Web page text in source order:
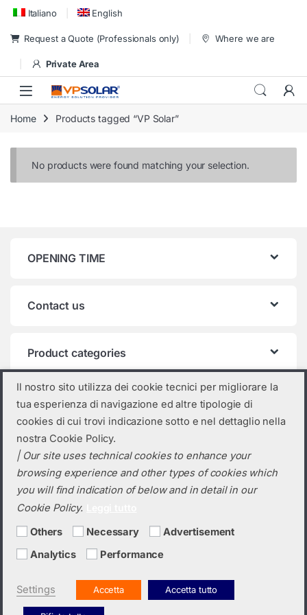
Skip to navigation
Skip to content
Italiano English
Request a Quote (Professionals only) Where we are
Private Area
Home Products tagged “VP Solar”
No products were found matching your selection.
OPENING TIME
Contact us
Product categories
Select a category
Do you need a quotation? Call us!
(+39) 0423 632720
Il nostro sito utilizza dei cookie tecnici per migliorare la
tua esperienza di navigazione ed altre tipologie di
cookies di cui trovi indicazione sotto e nel dettaglio nella
nostra Cookie Policy.
| Our site uses technical cookies to enhance your
browsing experience and other types of cookies which
you will find indication of below and in detail in our
Cookie Policy.
Others Necessary
Advertisement
Analytics
Performance
Settings Accetta Accetta tutto
Italiano English